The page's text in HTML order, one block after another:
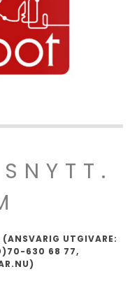
UTGIVARE:
630 68 77,